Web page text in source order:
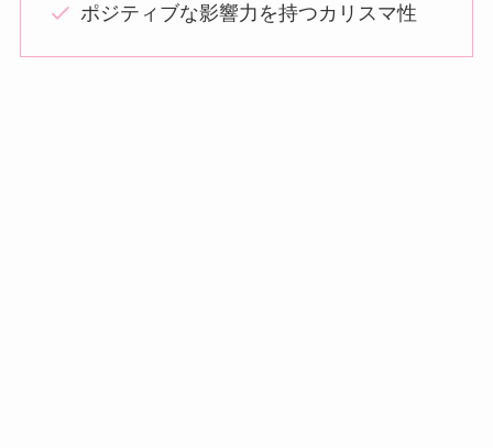
ポジティブな影響力を持つカリスマ性